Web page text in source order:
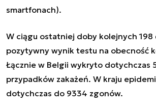
smartfonach).
W ciągu ostatniej doby kolejnych 198
pozytywny wynik testu na obecność
Łącznie w Belgii wykryto dotychczas
przypadków zakażeń. W kraju
dotychczas do 9334 zgonów.